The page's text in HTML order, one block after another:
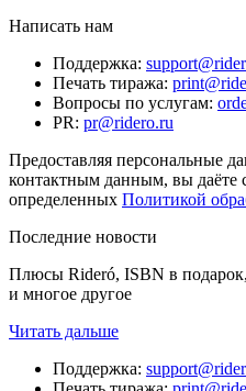
Написать нам
Поддержка:
Печать тиража:
Вопросы по услугам:
PR: pr@ridero.ru
Предоставляя персональные
контактным данным, вы даёте
определенных Политикой
Последние новости
Плюсы Rideró, ISBN в
и многое другое
Читать дальше
Поддержка: